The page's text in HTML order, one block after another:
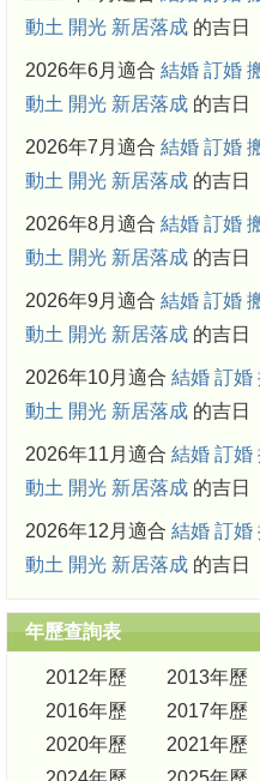
動土 開光 新居落成 的吉日
2026年6月適合 結婚 訂婚
動土 開光 新居落成 的吉日
2026年7月適合 結婚 訂婚
動土 開光 新居落成 的吉日
2026年8月適合 結婚 訂婚
動土 開光 新居落成 的吉日
2026年9月適合 結婚 訂婚
動土 開光 新居落成 的吉日
2026年10月適合 結婚 訂婚
動土 開光 新居落成 的吉日
2026年11月適合 結婚 訂婚
動土 開光 新居落成 的吉日
2026年12月適合 結婚 訂婚
動土 開光 新居落成 的吉日
年歷查詢表
2012年歷 2013年歷
2016年歷
2017年歷
2020年歷
2021年歷